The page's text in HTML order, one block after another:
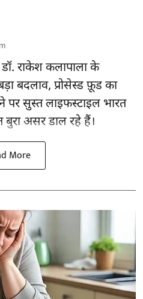
डॉ. राकेश कलापाला के
बदलाव, प्रोसेस्ड फ़ूड का
पर सुस्त लाइफस्टाइल भारत
असर डाल रहे हैं।
More